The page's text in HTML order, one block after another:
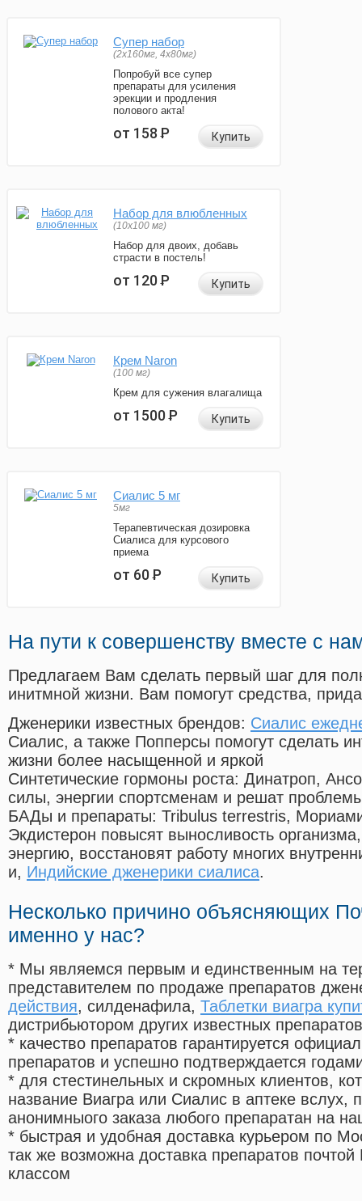
Супер набор
(2х160мг, 4х80мг)
Попробуй все супер
препараты для усиления
эрекции и продления
полового акта!
от 158Р Купить
Набор для влюбленных
(10х100 мг)
Набор для двоих, добавь
страсти в постель!
от 120Р Купить
Крем Naron
(100 мг)
Крем для сужения влагалища
от 1500Р Купить
Сиалис 5 мг
5мг
Терапевтическая дозировка
Сиалиса для курсового
приема
от 60Р Купить
На пути к совершенству вместе с
Предлагаем Вам сделать первый шаг для
инитмной жизни. Вам помогут средства,
Дженерики известных брендов: Сиалис
Сиалис, а также Попперсы помогут сделать
жизни более насыщенной и яркой
Синтетические гормоны роста: Динатроп,
силы, энергии спортсменам и решат
БАДы и препараты: Tribulus terrestris,
Экдистерон повысят выносливость
энергию, восстановят работу многих
и, Индийские дженерики сиалиса.
Несколько причино объясняющих
именно у нас?
* Мы являемся первым и единственным на
представителем по продаже препаратов
действия, силденафила, Таблетки виагра
дистрибьютором других известных препаратов
* качество препаратов гарантируется
препаратов и успешно подтверждается
* для стестинельных и скромных клиентов,
название Виагра или Сиалис в аптеке вслух,
анонимныого заказа любого препаратан на
* быстрая и удобная доставка курьером по
так же возможна доставка препаратов
классом